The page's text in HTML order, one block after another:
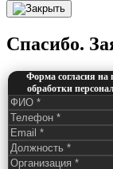
Спасибо.
Форма согласия на
обработки